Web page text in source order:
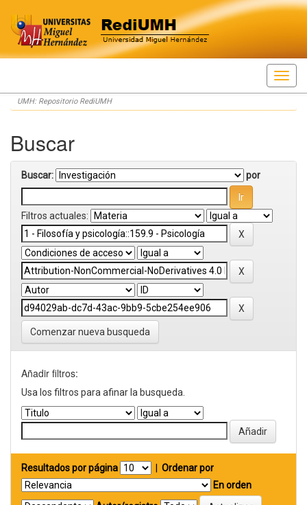
Skip
navigation
UMH: Repositorio RediUMH
Buscar
Buscar: por
Filtros actuales:
Comenzar nueva busqueda
Añadir filtros:
Usa los filtros para afinar la busqueda.
Resultados por página
Ordenar por
En orden